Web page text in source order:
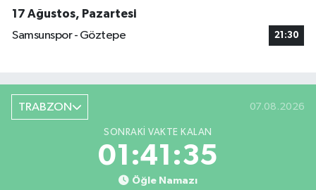
17 Ağustos, Pazartesi
Samsunspor - Göztepe
21:30
TRABZON 07.08.2026
SONRAKI VAKTE KALAN
01:41:34
Öğle Namazı